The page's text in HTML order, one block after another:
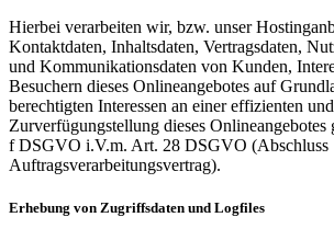
Hierbei verarbeiten wir, bzw. unser
Kontaktdaten, Inhaltsdaten, Vertragsdaten,
und Kommunikationsdaten von Kunden,
Besuchern dieses Onlineangebotes auf
berechtigten Interessen an einer effizienten
Zurverfügungstellung dieses
f DSGVO i.V.m. Art. 28 DSGVO (Abschluss
Auftragsverarbeitungsvertrag).
Erhebung von Zugriffsdaten und Logfiles